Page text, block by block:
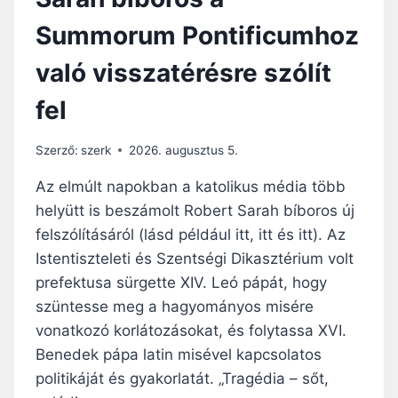
Summorum Pontificumhoz
való visszatérésre szólít
fel
Szerző: szerk 2026. augusztus 5.
Az elmúlt napokban a katolikus média több
helyütt is beszámolt Robert Sarah bíboros új
felszólításáról (lásd például itt, itt és itt). Az
Istentiszteleti és Szentségi Dikasztérium volt
prefektusa sürgette XIV. Leó pápát, hogy
szüntesse meg a hagyományos misére
vonatkozó korlátozásokat, és folytassa XVI.
Benedek pápa latin misével kapcsolatos
politikáját és gyakorlatát. „Tragédia – sőt,